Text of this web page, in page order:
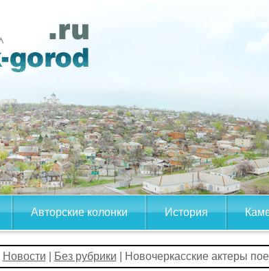
Авторские колонки История
Новости Без рубрики | Новочеркасские актеры